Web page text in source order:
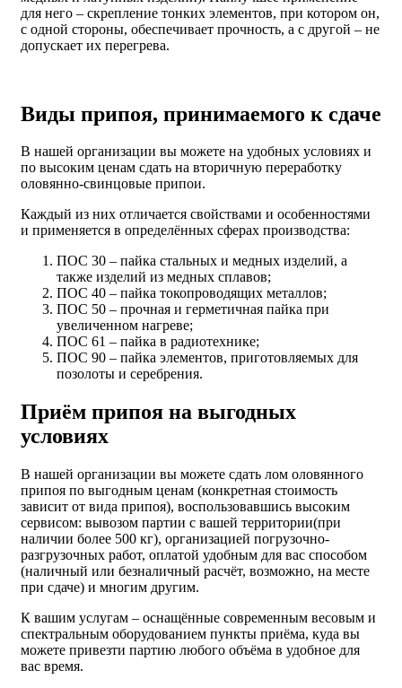
для него – скрепление тонких элементов, при котором он,
с одной стороны, обеспечивает прочность, а с другой – не
допускает их перегрева.
Виды припоя, принимаемого к сдаче
В нашей организации вы можете на удобных условиях и
по высоким ценам сдать на вторичную переработку
оловянно-свинцовые припои.
Каждый из них отличается свойствами и особенностями
и применяется в определённых сферах производства:
ПОС 30 – пайка стальных и медных изделий, а
также изделий из медных сплавов;
ПОС 40 – пайка токопроводящих металлов;
ПОС 50 – прочная и герметичная пайка при
увеличенном нагреве;
ПОС 61 – пайка в радиотехнике;
ПОС 90 – пайка элементов, приготовляемых для
позолоты и серебрения.
Приём припоя на выгодных
условиях
В нашей организации вы можете сдать лом оловянного
припоя по выгодным ценам (конкретная стоимость
зависит от вида припоя), воспользовавшись высоким
сервисом: вывозом партии с вашей территории(при
наличии более 500 кг), организацией погрузочно-
разгрузочных работ, оплатой удобным для вас способом
(наличный или безналичный расчёт, возможно, на месте
при сдаче) и многим другим.
К вашим услугам – оснащённые современным весовым и
спектральным оборудованием пункты приёма, куда вы
можете привезти партию любого объёма в удобное для
вас время.